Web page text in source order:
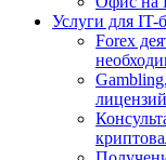
Услуги для IT-
Forex